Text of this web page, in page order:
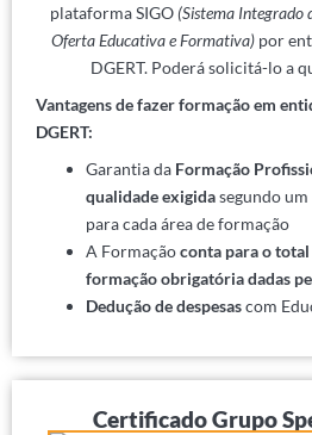
plataforma SIGO(Sistema Integrado
Oferta Educativa e Formativa) por
DGERT. Poderá solicitá-lo a
Vantagens de fazer formação em
DGERT:
Garantia da Formação
qualidade exigidasegundo
para cada área de formação
A Formaçãoconta para o total
formação obrigatória dadas
Dedução de despesascom
Certificado Grupo